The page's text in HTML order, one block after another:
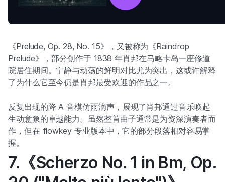
《Prelude, Op. 28, No. 15》，又被称为《Raindrop
Prelude》，部分创作于 1838 年肖邦在马略卡岛一座修道
院居住期间。宁静与动荡的鲜明对比尤为突出，这或许解释
了为什么它至今仍是肖邦最受欢迎的作品之一。
反复出现的降 A 音模仿雨滴声，展现了肖邦通过音乐唤起
生动意象的卓越能力。虽然整首曲子通常是为资深演奏者而
作，但在 flowkey 专业版本中，它的部分段落相对容易掌
握。
7.《Scherzo No. 1 in Bm, Op.